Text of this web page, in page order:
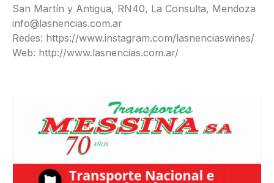
San Martín y Antigua, RN40, La Consulta, Mendoza
info@lasnencias.com.ar
Redes: https://www.instagram.com/lasnenciaswines/
Web: http://www.lasnencias.com.ar/